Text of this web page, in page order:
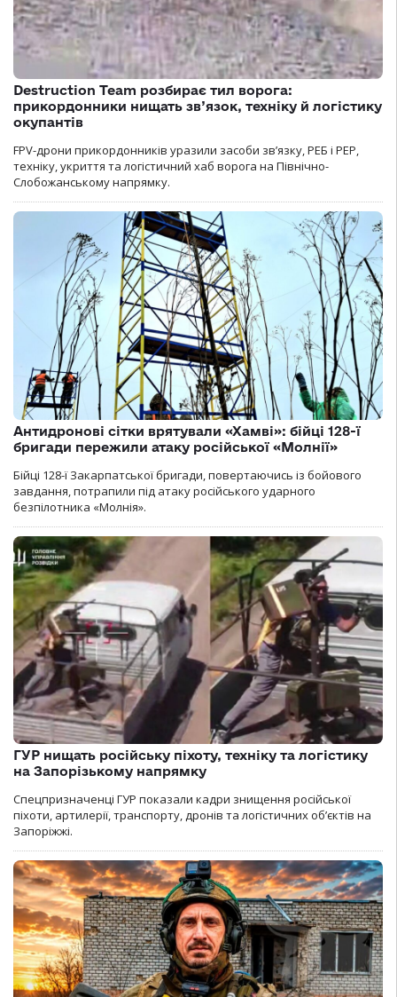
Destruction Team розбирає тил ворога:
прикордонники нищать зв’язок, техніку й логістику
окупантів
FPV-дрони прикордонників уразили засоби зв’язку, РЕБ і РЕР,
техніку, укриття та логістичний хаб ворога на Північно-
Слобожанському напрямку.
Антидронові сітки врятували «Хамві»: бійці 128-ї
бригади пережили атаку російської «Молнії»
Бійці 128-ї Закарпатської бригади, повертаючись із бойового
завдання, потрапили під атаку російського ударного
безпілотника «Молнія».
ГУР нищать російську піхоту, техніку та логістику
на Запорізькому напрямку
Спецпризначенці ГУР показали кадри знищення російської
піхоти, артилерії, транспорту, дронів та логістичних об’єктів на
Запоріжжі.